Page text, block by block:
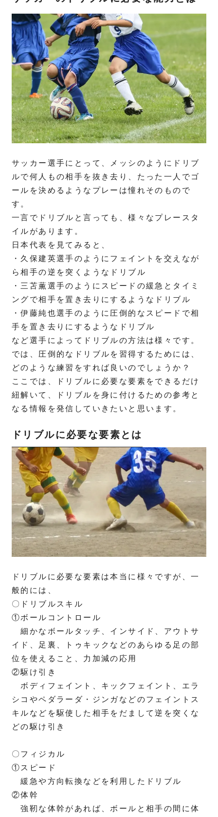
サッカー選手にとって、メッシのようにドリブ
ルで何人もの相手を抜き去り、たった一人でゴ
ールを決めるようなプレーは憧れそのもので
す。
一言でドリブルと言っても、様々なプレースタ
イルがあります。
日本代表を見てみると、
・久保建英選手のようにフェイントを交えなが
ら相手の逆を突くようなドリブル
・三苫薫選手のようにスピードの緩急とタイミ
ングで相手を置き去りにするようなドリブル
・伊藤純也選手のように圧倒的なスピードで相
手を置き去りにするようなドリブル
など選手によってドリブルの方法は様々です。
では、圧倒的なドリブルを習得するためには、
どのような練習をすれば良いのでしょうか？
ここでは、ドリブルに必要な要素をできるだけ
紐解いて、ドリブルを身に付けるための参考と
なる情報を発信していきたいと思います。
ドリブルに必要な要素とは
ドリブルに必要な要素は本当に様々ですが、一
般的には、
〇ドリブルスキル
①ボールコントロール
細かなボールタッチ、インサイド、アウトサ
イド、足裏、トゥキックなどのあらゆる足の部
位を使えること、力加減の応用
②駆け引き
ボディフェイント、キックフェイント、エラ
シコやペダラーダ・ジンガなどのフェイントス
キルなどを駆使した相手をだまして逆を突くな
どの駆け引き
〇フィジカル
①スピード
緩急や方向転換などを利用したドリブル
②体幹
強靭な体幹があれば、ボールと相手の間に体